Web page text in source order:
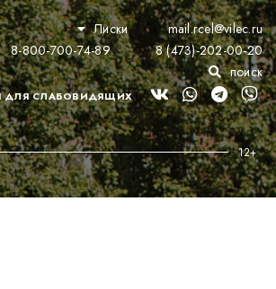
Лиски
mail.rcel@vilec.ru
8-800-700-74-89
8 (473)-202-00-20
поиск
ДЛЯ СЛАБОВИДЯЩИХ